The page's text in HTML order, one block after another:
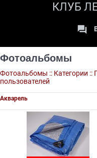
КЛУБ

Фотоальбомы
Фотоальбомы :: Категории ::
пользователей
Акварель